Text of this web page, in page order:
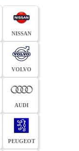
NISSAN
VOLVO
AUDI
PEUGEOT